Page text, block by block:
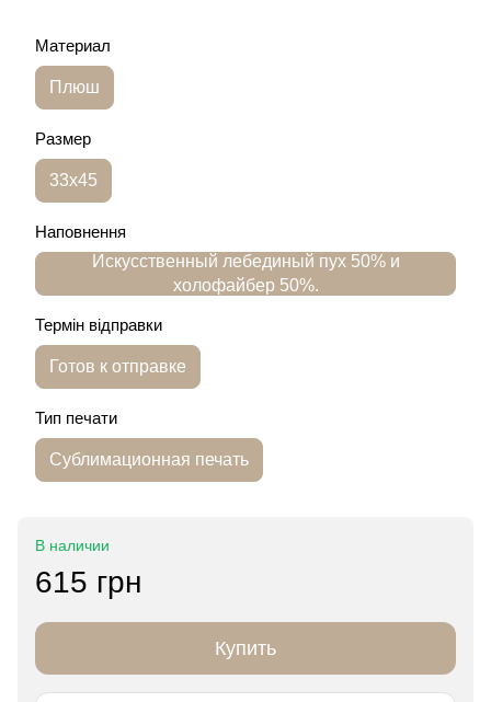
Материал
Плюш
Размер
33х45
Наповнення
Искусственный лебединый пух 50% и
холофайбер 50%.
Термін відправки
Готов к отправке
Тип печати
Сублимационная печать
В наличии
615 грн
Купить